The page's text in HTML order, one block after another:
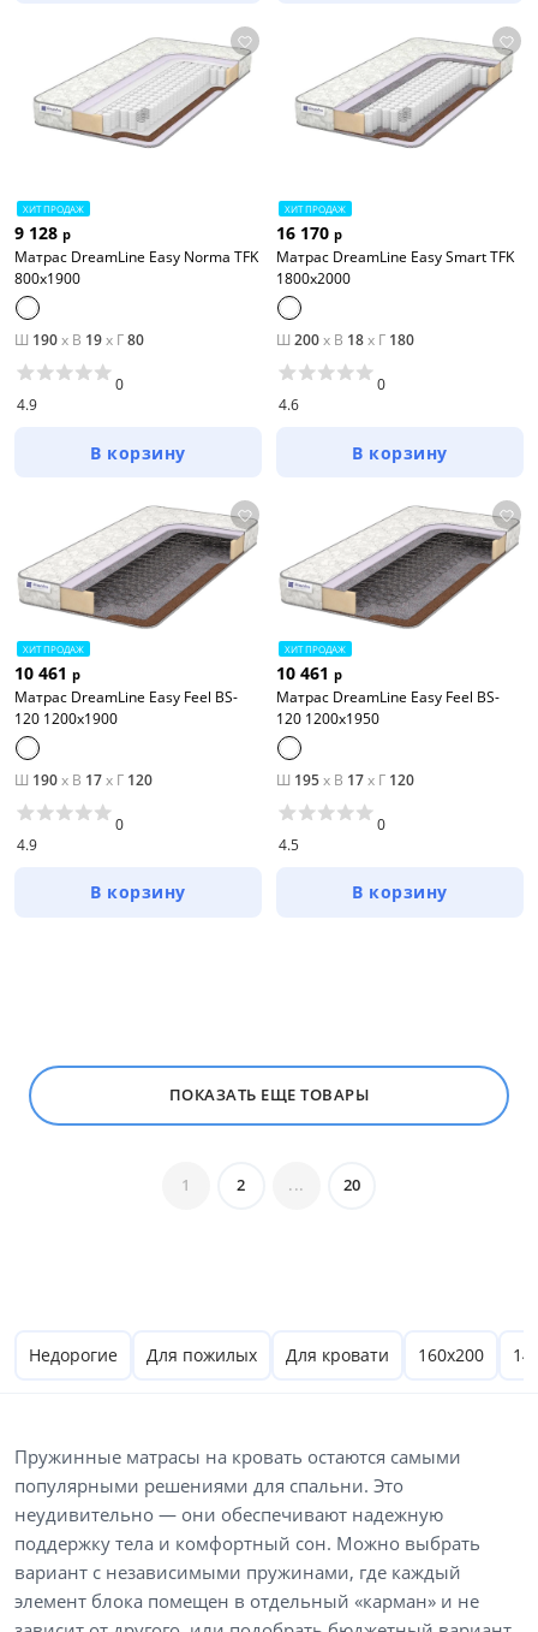
ХИТ ПРОДАЖ
9 128 р
Матрас DreamLine Easy Norma TFK
800x1900
Ш 190x В 19x Г80
4.9
0
В корзину
ХИТ ПРОДАЖ
16 170 р
Матрас DreamLine Easy Smart TFK
1800x2000
Ш 200x В 18x Г 180
4.6
0
В корзину
ХИТ ПРОДАЖ
10 461 р
Матрас DreamLine Easy Feel BS-
120 1200x1900
Ш 190x В 17x Г 120
4.9
0
В корзину
ХИТ ПРОДАЖ
10 461 р
Матрас DreamLine Easy Feel BS-
120 1200x1950
Ш 195x В 17x Г 120
4.5
0
В корзину
ПОКАЗАТЬ ЕЩЕ ТОВАРЫ
1 2 ... 20
Недорогие Для пожилых Для кровати 160х200
Пружинные матрасы на кровать остаются самыми
популярными решениями для спальни. Это
неудивительно — они обеспечивают надежную
поддержку тела и комфортный сон. Можно выбрать
вариант с независимыми пружинами, где каждый
элемент блока помещен в отдельный «карман» и не